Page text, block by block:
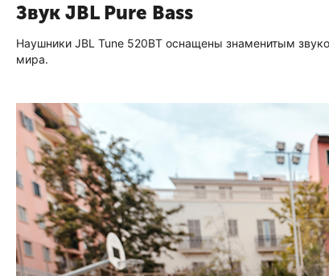
Звук JBL Pure Bass
Наушники JBL Tune 520BT оснащены знаменитым
мира.